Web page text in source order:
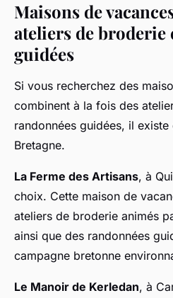
Maisons de
ateliers de broderie
guidées
Si vous recherchez des
combinent à la fois des
randonnées guidées, il
Bretagne.
La Ferme des Artisans, à
choix. Cette maison de
ateliers de broderie animés
ainsi que des randonnées
campagne bretonne
Le Manoir de Kerledan, à